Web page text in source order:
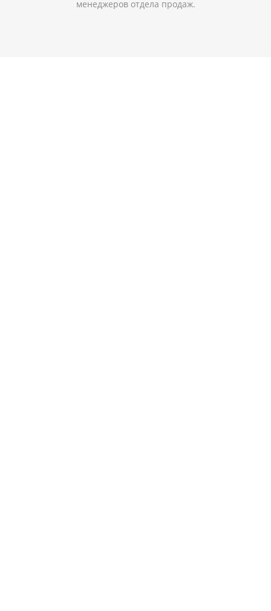
менеджеров отдела продаж.